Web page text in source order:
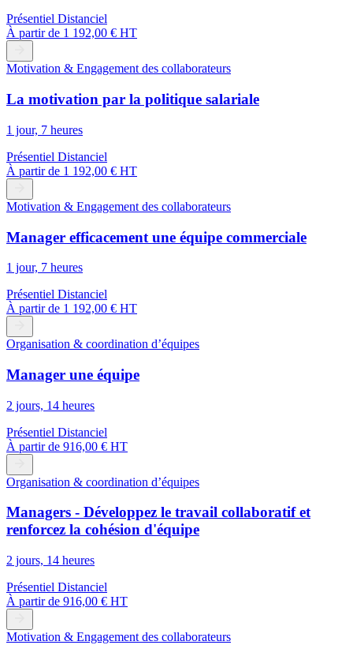
Présentiel Distanciel
À partir de 1 192,00 € HT
Motivation & Engagement des collaborateurs
La motivation par la politique salariale
1 jour, 7 heures
Présentiel Distanciel
À partir de 1 192,00 € HT
Motivation & Engagement des collaborateurs
Manager efficacement une équipe commerciale
1 jour, 7 heures
Présentiel Distanciel
À partir de 1 192,00 € HT
Organisation & coordination d’équipes
Manager une équipe
2 jours, 14 heures
Présentiel Distanciel
À partir de 916,00 € HT
Organisation & coordination d’équipes
Managers - Développez le travail collaboratif et
renforcez la cohésion d'équipe
2 jours, 14 heures
Présentiel Distanciel
À partir de 916,00 € HT
Motivation & Engagement des collaborateurs